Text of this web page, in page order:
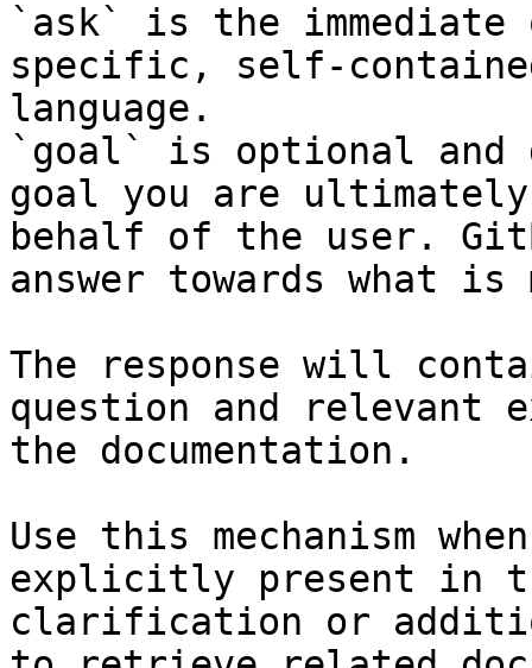
`ask` is the
specific, self-
language.
`goal` is optional and
goal you are
behalf of the user.
answer towards what
The response will
question and relevant
the documentation.
Use this mechanism
explicitly present in
clarification or